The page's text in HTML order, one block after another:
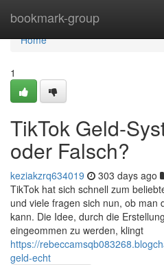
bookmark-group
Home
Home
1
TikTok Geld-
oder Falsch?
keziakzrq634019 303 days ago
TikTok hat sich schnell zum
und viele fragen sich nun, ob man
kann. Die Idee, durch die
eingeommen zu werden, klingt
https://
geld-echt